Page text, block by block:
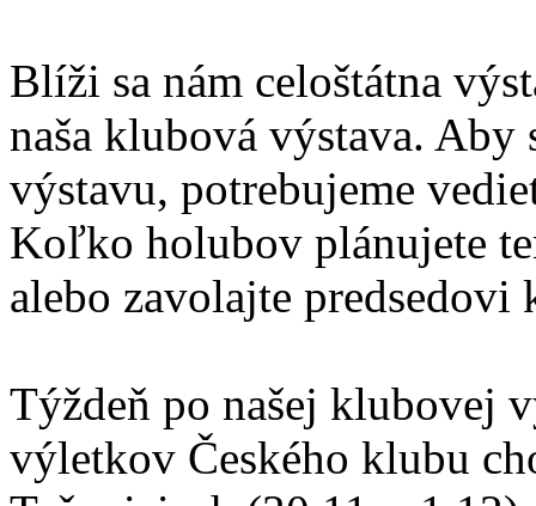
Blíži sa nám celoštátna
naša klubová výstava.
výstavu, potrebujeme
Koľko holubov plánujete
alebo zavolajte
Týždeň po našej klubovej
výletkov Českého klubu